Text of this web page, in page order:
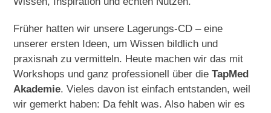
Früher hatten wir unsere Lagerungs-CD – eine
unserer ersten Ideen, um Wissen bildlich und
praxisnah zu vermitteln. Heute machen wir das mit
Workshops und ganz professionell über dieTapMed
Akademie. Vieles davon ist einfach entstanden, weil
wir gemerkt haben: Da fehlt was. Also haben wir es